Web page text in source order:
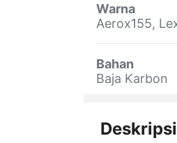
Warna
Aerox155,
Bahan
Baja Karbon